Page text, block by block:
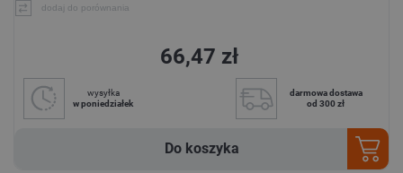
dodaj do porównania
66,47 zł
wysyłka
w poniedziałek
darmowa dostawa
od 300 zł
Do koszyka